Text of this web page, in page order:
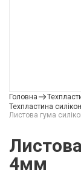
Головна
Техпластина
Листова гума
4мм